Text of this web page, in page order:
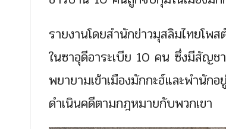
รายงานโดยสำนักข่าวมุสลิมไทยโ
ในซาอุดีอาระเบีย 10 คน ซึ่งมีสัญช
พยายามเข้าเมืองมักกะฮ์และพำนั
ดำเนินคดีตามกฎหมายกับพวกเขา